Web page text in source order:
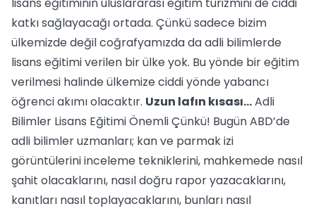
katkı sağlayacağı ortada. Çünkü sadece bizim
ülkemizde değil coğrafyamızda da adli bilimlerde
lisans eğitimi verilen bir ülke yok. Bu yönde bir eğitim
verilmesi halinde ülkemize ciddi yönde yabancı
öğrenci akımı olacaktır. Uzun lafın kısası...Adli
Bilimler Lisans Eğitimi Önemli Çünkü! Bugün ABD’de
adli bilimler uzmanları; kan ve parmak izi
görüntülerini inceleme tekniklerini, mahkemede nasıl
şahit olacaklarını, nasıl doğru rapor yazacaklarını,
kanıtları nasıl toplayacaklarını, bunları nasıl